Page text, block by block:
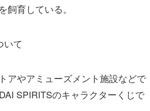
飼育している。
いて
アやアミューズメント施設などで
SPIRITSのキャラクターくじで